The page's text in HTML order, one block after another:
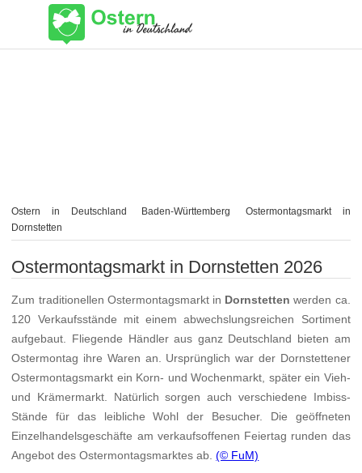
Ostern in Deutschland Baden-Württemberg
Ostermontagsmarkt in
Dornstetten
Ostermontagsmarkt in Dornstetten 2026
Zum traditionellen Ostermontagsmarkt in Dornstetten werden ca.
120 Verkaufsstände mit einem abwechslungsreichen Sortiment
aufgebaut. Fliegende Händler aus ganz Deutschland bieten am
Ostermontag ihre Waren an. Ursprünglich war der Dornstettener
Ostermontagsmarkt ein Korn- und Wochenmarkt, später ein Vieh-
und Krämermarkt. Natürlich sorgen auch verschiedene Imbiss-
Stände für das leibliche Wohl der Besucher. Die geöffneten
Einzelhandelsgeschäfte am verkaufsoffenen Feiertag runden das
Angebot des Ostermontagsmarktes ab.(© FuM)